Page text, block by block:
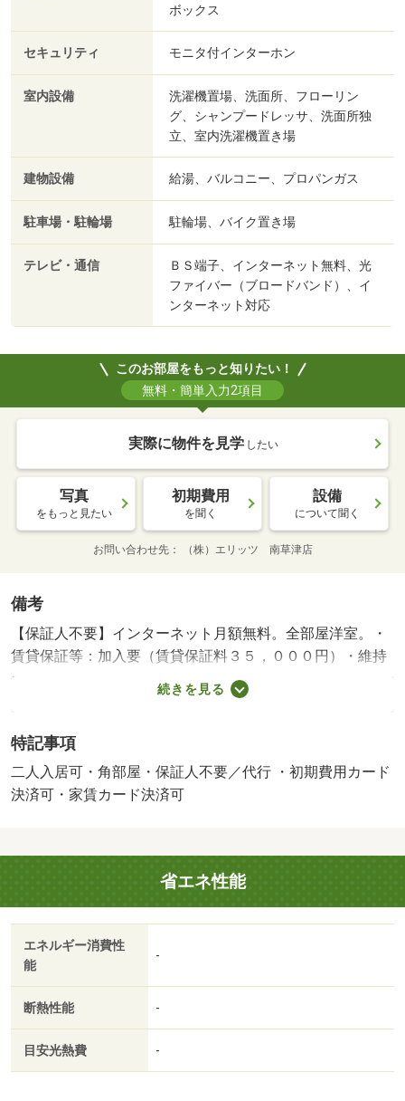
ボックス
セキュリティ モニタ付インターホン
室内設備
洗濯機置場、洗面所、フローリン
グ、シャンプードレッサ、洗面所独
立、室内洗濯機置き場
建物設備 給湯、バルコニー、プロパンガス
駐車場・駐輪場 駐輪場、バイク置き場
テレビ・通信
ＢＳ端子、インターネット無料、光
ファイバー（ブロードバンド）、イ
ンターネット対応
このお部屋をもっと知りたい！
無料・簡単入力2項目
実際に物件を見学 したい
写真
をもっと見たい
初期費用
を聞く
設備
について聞く
お問い合わせ先 （株）エリッツ 南草津店
備考
【保証人不要】インターネット月額無料。全部屋洋室。・
賃貸保証等：加入要（賃貸保証料３５，０００円）・維持
費等：家賃保証料１，５１０円／月・敷地内駐車場確保
可。２口ガスコンロ設置可能。洗浄機能付きトイレ、浴室
ンダで日当たり良好。１階のお部屋にはシャッターが付い
ており防犯面も安心です。・バイク置場：有（無料）・駐
輪場：有/ﾊｳｽｸﾘｰﾆﾝｸﾞ 71500円
続きを見る
特記事項
二人入居可・角部屋・保証人不要／代行 ・初期費用カード
決済可・家賃カード決済可
省エネ性能
エネルギー消費性
能
-
断熱性能 -
目安光熱費 -